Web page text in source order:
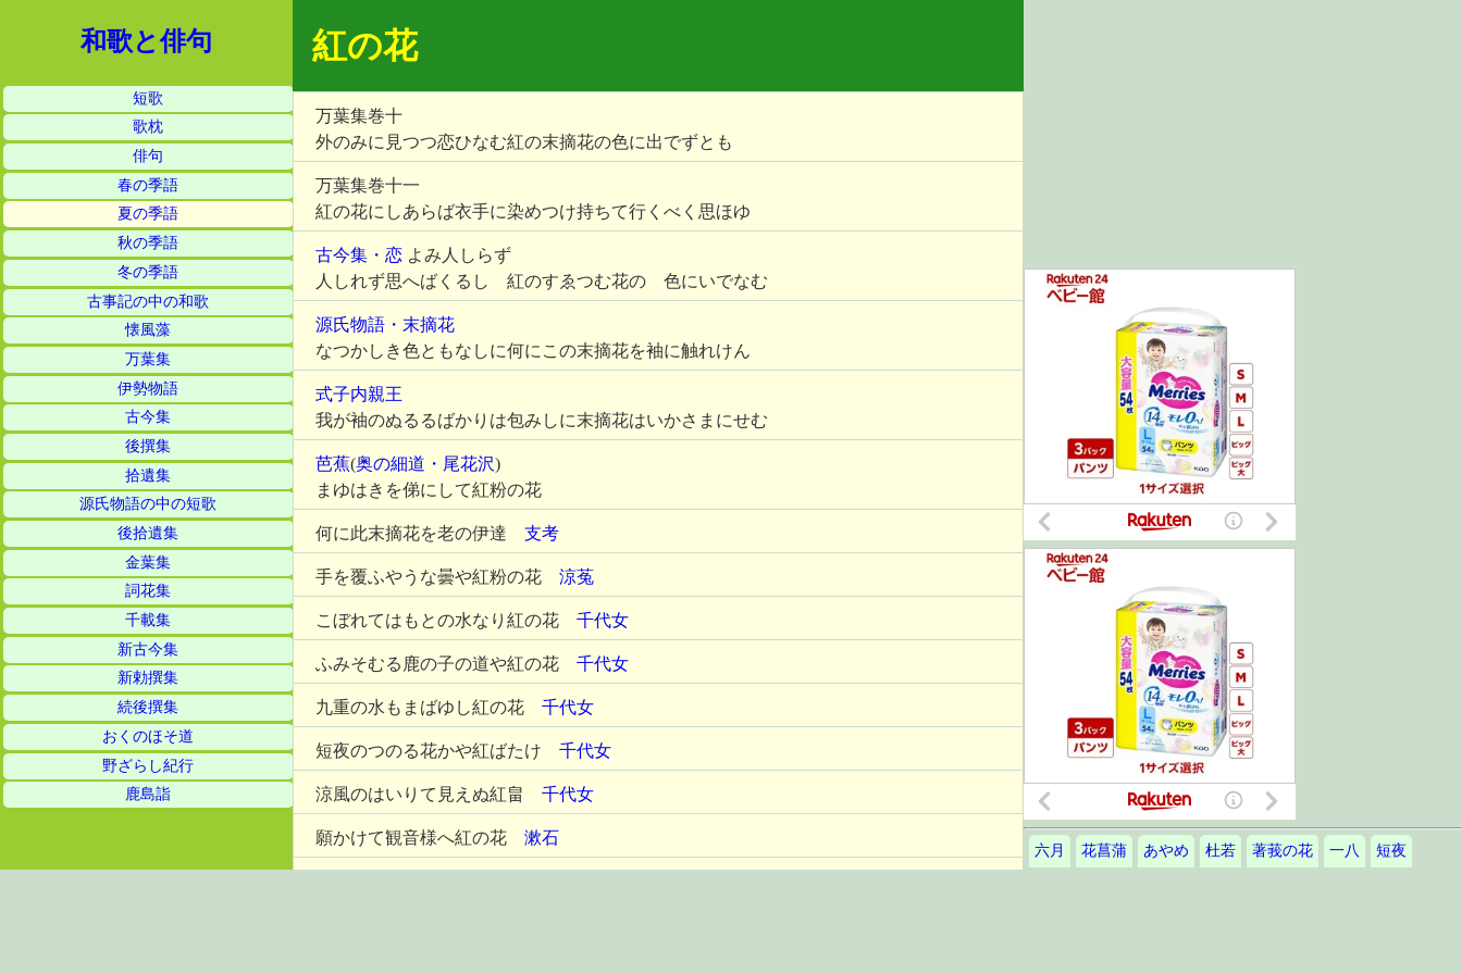
和歌と俳句
短歌
歌枕
俳句
春の季語
夏の季語
秋の季語
冬の季語
古事記の中の和歌
懐風藻
万葉集
伊勢物語
古今集
後撰集
拾遺集
源氏物語の中の短歌
後拾遺集
金葉集
詞花集
千載集
新古今集
新勅撰集
続後撰集
おくのほそ道
野ざらし紀行
鹿島詣
紅の花
万葉集巻十
外のみに見つつ恋ひなむ紅の末摘花の色に出でずとも
万葉集巻十一
紅の花にしあらば衣手に染めつけ持ちて行くべく思ほゆ
古今集・恋よみ人しらず
人しれず思へばくるし 紅のすゑつむ花の 色にいでなむ
源氏物語・末摘花
なつかしき色ともなしに何にこの末摘花を袖に触れけん
式子内親王
我が袖のぬるるばかりは包みしに末摘花はいかさまにせむ
芭蕉(奥の細道・尾花沢)
まゆはきを俤にして紅粉の花
何に此末摘花を老の伊達 支考
手を覆ふやうな曇や紅粉の花 涼菟
こぼれてはもとの水なり紅の花 千代女
ふみそむる鹿の子の道や紅の花 千代女
九重の水もまばゆし紅の花 千代女
短夜のつのる花かや紅ばたけ 千代女
涼風のはいりて見えぬ紅畠 千代女
願かけて観音様へ紅の花 漱石
六月 花菖蒲 あやめ 杜若 著莪の花 一八 短夜